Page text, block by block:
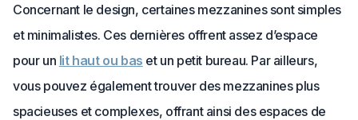
Concernant le design, certaines mezzanines sont simples
et minimalistes. Ces dernières offrent assez d’espace
pour un lit haut ou bas et un petit bureau. Par ailleurs,
vous pouvez également trouver des mezzanines plus
spacieuses et complexes, offrant ainsi des espaces de